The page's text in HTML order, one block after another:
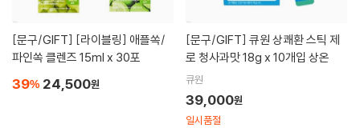
[문구/GIFT]
파인쏙 클렌즈 15ml x 30포
39% 24,500원
[문구/GIFT]
로 청사과맛 18g x 10개입 상온
큐원
39,000원
일시품절